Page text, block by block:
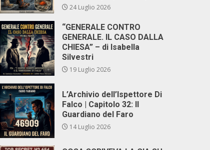
24 Luglio 2026
“GENERALE CONTRO
GENERALE. IL CASO DALLA
CHIESA” – di Isabella
Silvestri
19 Luglio 2026
L’Archivio dell’Ispettore Di
Falco | Capitolo 32: Il
Guardiano del Faro
14 Luglio 2026